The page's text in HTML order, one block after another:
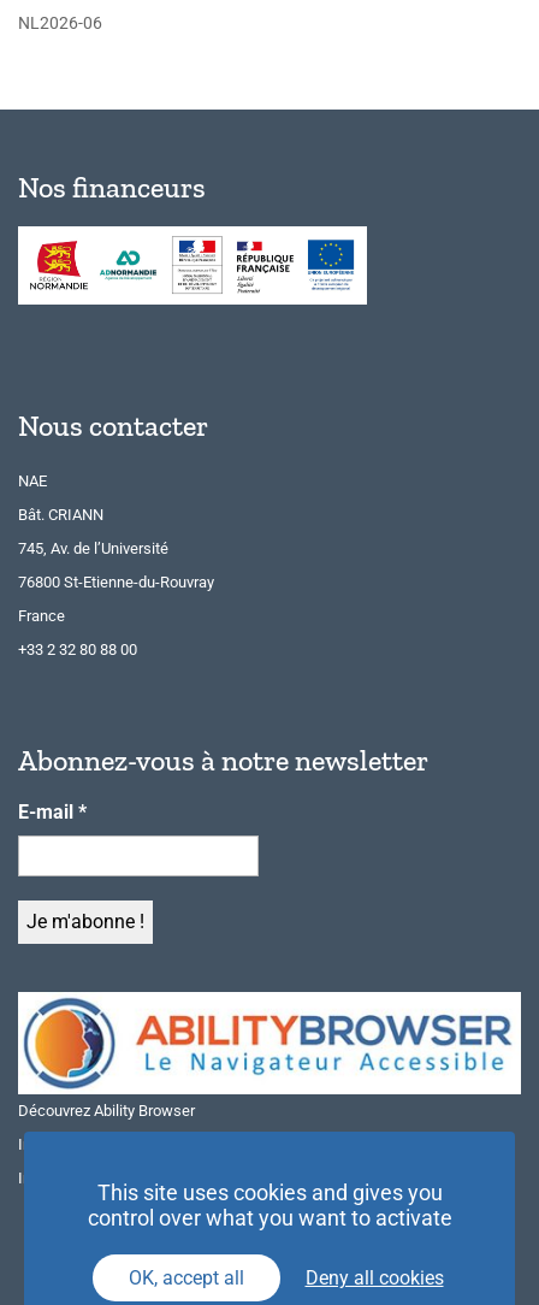
NL2026-06
Nos financeurs
Nous contacter
NAE
Bât. CRIANN
745, Av. de l’Université
76800 St-Etienne-du-Rouvray
France
+33 2 32 80 88 00
Abonnez-vous à notre newsletter
E-mail *
Découvrez Ability Browser
Installer Ability Browser sur Windows
Installer Ability Browser sur Mac
This site uses cookies and gives you
control over what you want to activate
OK, accept all Deny all cookies